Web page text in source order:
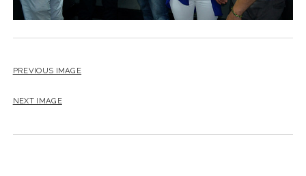
PREVIOUS IMAGE
NEXT IMAGE